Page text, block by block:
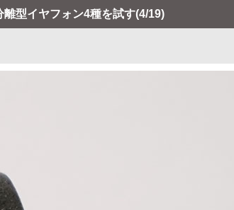
型イヤフォン4種を試す(4/19)